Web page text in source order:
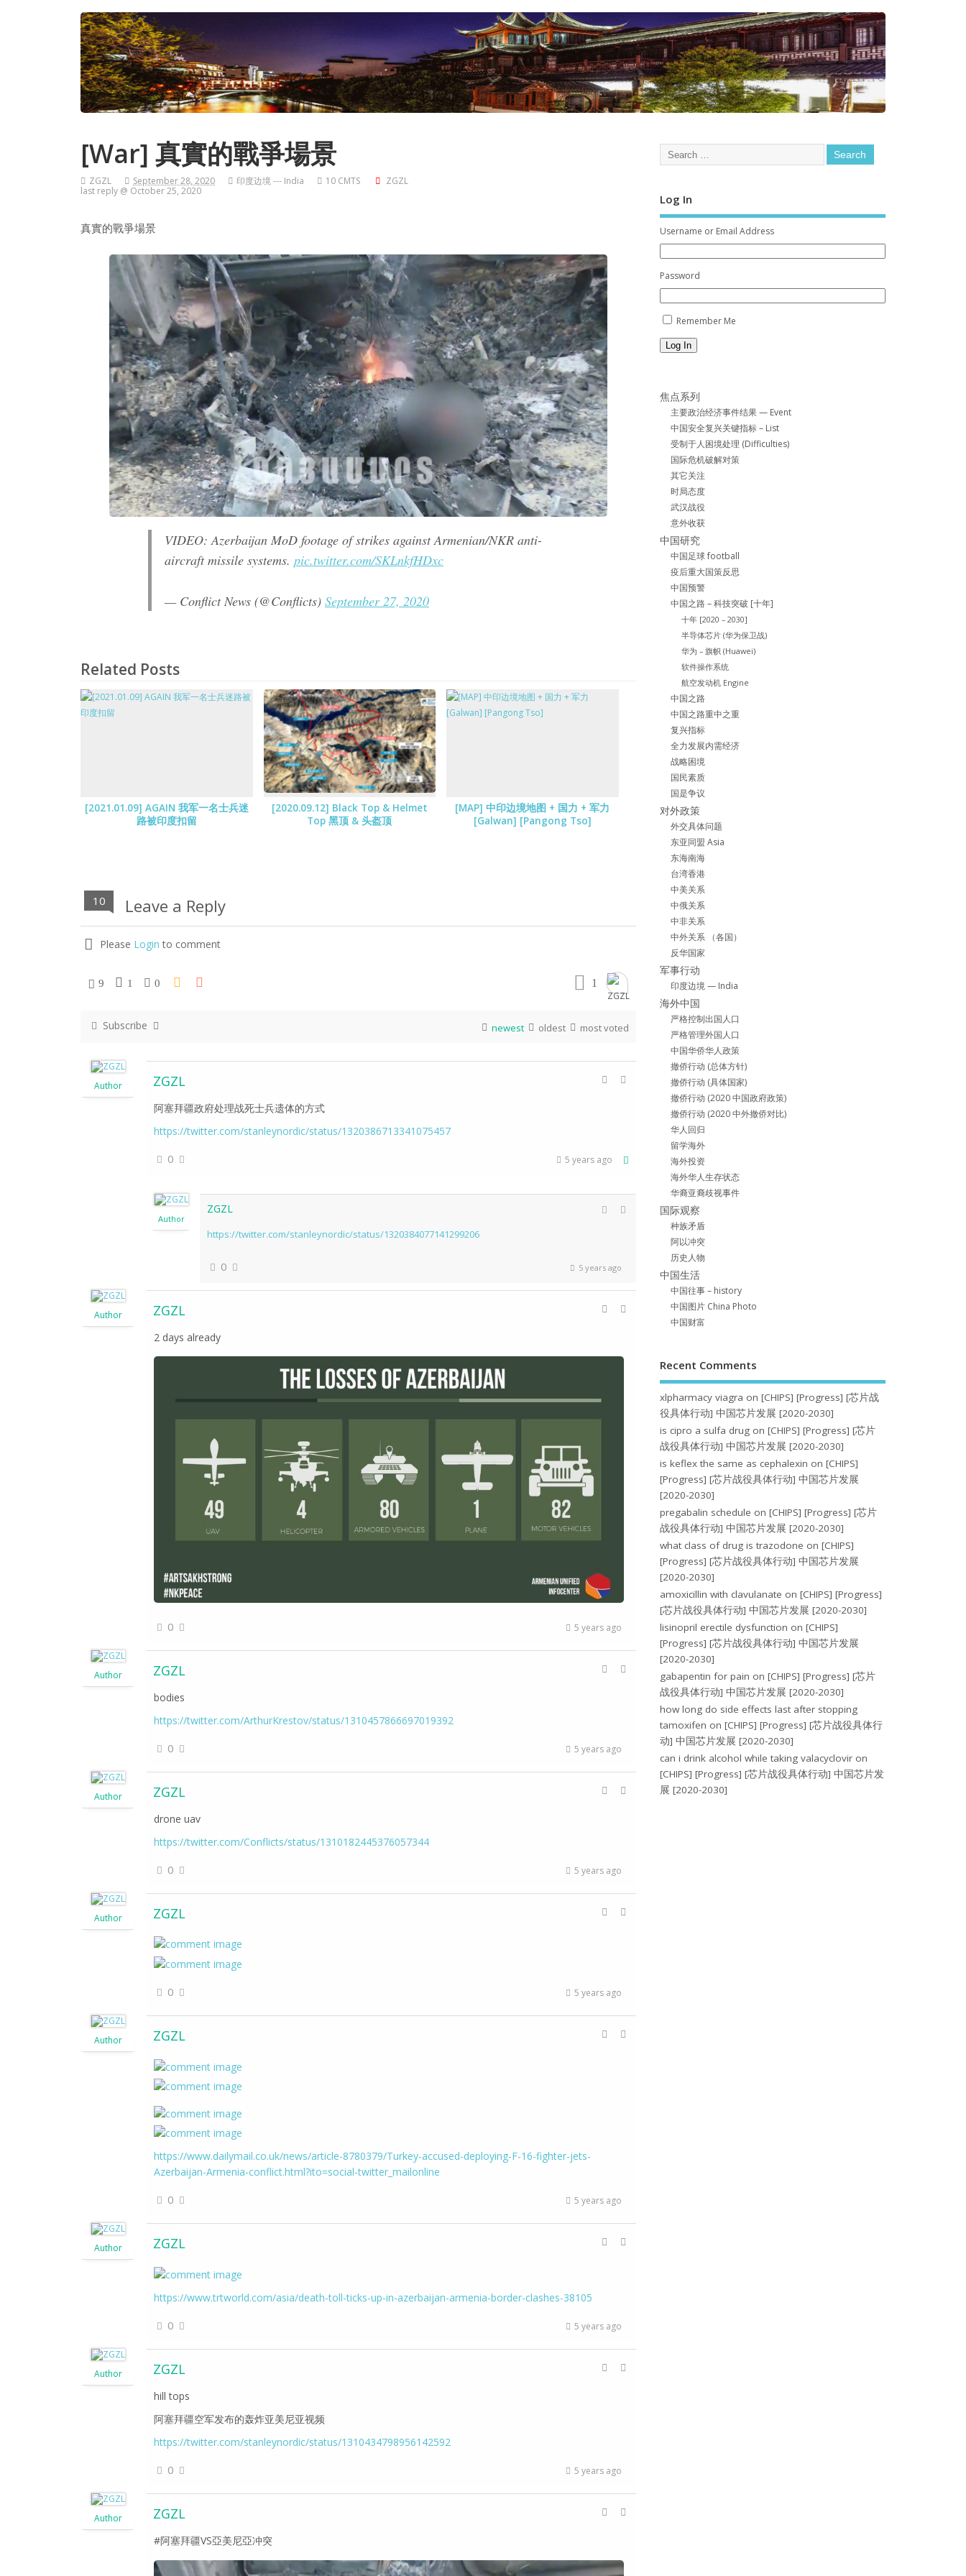
[War] 真實的戰爭場景
ZGZL September 28, 2020 印度边境 --- India 10 CMTS
ZGZL
last reply @ October 25, 2020
真實的戰爭場景
VIDEO: Azerbaijan MoD footage of strikes against Armenian/NKR anti-
aircraft missile systems. pic.twitter.com/SKLnkfHDxc
— Conflict News (@Conflicts) September 27, 2020
Related Posts
[2021.01.09] AGAIN 我军一名士兵迷
路被印度扣留
[2020.09.12] Black Top & Helmet
Top 黑顶 & 头盔顶
[MAP] 中印边境地图 + 国力 + 军力
[Galwan] [Pangong Tso]
10 Leave a Reply
Please Login to comment
9 1 0 1
Subscribe newest oldest most voted
Author ZGZL
阿塞拜疆政府处理战死士兵遗体的方式
https://twitter.com/stanleynordic/status/1320386713341075457
0 5 years ago
Author
ZGZL
https://twitter.com/stanleynordic/status/1320384077141299206
0 5 years ago
Author ZGZL
2 days already
0 5 years ago
Author ZGZL
bodies
https://twitter.com/ArthurKrestov/status/1310457866697019392
0 5 years ago
Author ZGZL
drone uav
https://twitter.com/Conflicts/status/1310182445376057344
0 5 years ago
Author ZGZL
0 5 years ago
Author ZGZL
https://www.dailymail.co.uk/news/article-8780379/Turkey-accused-deploying-F-16-fighter-jets-
Azerbaijan-Armenia-conflict.html?ito=social-twitter_mailonline
0 5 years ago
Author ZGZL
https://www.trtworld.com/asia/death-toll-ticks-up-in-azerbaijan-armenia-border-clashes-38105
0 5 years ago
Author ZGZL
hill tops
阿塞拜疆空军发布的轰炸亚美尼亚视频
https://twitter.com/stanleynordic/status/1310434798956142592
0 5 years ago
Author ZGZL
#阿塞拜疆VS亞美尼亞冲突
Log In
Username or Email Address
Password
Remember Me
Log In
焦点系列
主要政治经济事件结果 — Event
中国安全复兴关键指标 – List
受制于人困境处理 (Difficulties)
国际危机破解对策
其它关注
时局态度
武汉战役
意外收获
中国研究
中国足球 football
疫后重大国策反思
中国预警
中国之路 – 科技突破 [十年]
十年 [2020 – 2030]
半导体芯片 (华为保卫战)
华为 – 旗帜 (Huawei)
软件操作系统
航空发动机 Engine
中国之路
中国之路重中之重
复兴指标
全力发展内需经济
战略困境
国民素质
国是争议
对外政策
外交具体问题
东亚同盟 Asia
东海南海
台湾香港
中美关系
中俄关系
中非关系
中外关系 （各国）
反华国家
军事行动
印度边境 — India
海外中国
严格控制出国人口
严格管理外国人口
中国华侨华人政策
撤侨行动 (总体方针)
撤侨行动 (具体国家)
撤侨行动 (2020 中国政府政策)
撤侨行动 (2020 中外撤侨对比)
华人回归
留学海外
海外投资
海外华人生存状态
华裔亚裔歧视事件
国际观察
种族矛盾
阿以冲突
历史人物
中国生活
中国往事 – history
中国图片 China Photo
中国财富
Recent Comments
xlpharmacy viagra on[CHIPS] [Progress] [芯片战
役具体行动] 中国芯片发展 [2020-2030]
is cipro a sulfa drug on[CHIPS] [Progress] [芯片
战役具体行动] 中国芯片发展 [2020-2030]
is keflex the same as cephalexin on[CHIPS]
[Progress] [芯片战役具体行动] 中国芯片发展
[2020-2030]
pregabalin schedule on[CHIPS] [Progress] [芯片
战役具体行动] 中国芯片发展 [2020-2030]
what class of drug is trazodone on[CHIPS]
[Progress] [芯片战役具体行动] 中国芯片发展
[2020-2030]
amoxicillin with clavulanate on[CHIPS] [Progress]
[芯片战役具体行动] 中国芯片发展 [2020-2030]
lisinopril erectile dysfunction on[CHIPS]
[Progress] [芯片战役具体行动] 中国芯片发展
[2020-2030]
gabapentin for pain on[CHIPS] [Progress] [芯片
战役具体行动] 中国芯片发展 [2020-2030]
how long do side effects last after stopping
tamoxifen on[CHIPS] [Progress] [芯片战役具体行
动] 中国芯片发展 [2020-2030]
can i drink alcohol while taking valacyclovir on
[CHIPS] [Progress] [芯片战役具体行动] 中国芯片发
展 [2020-2030]